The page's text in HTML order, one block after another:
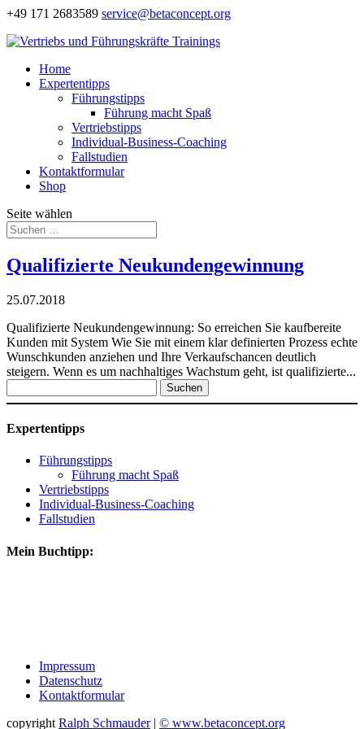
+49 171 2683589 service@betaconcept.org
Home
Expertentipps
Führungstipps
Führung macht Spaß
Vertriebstipps
Individual-Business-Coaching
Fallstudien
Kontaktformular
Shop
Seite wählen
Qualifizierte Neukundengewinnung
25.07.2018
Qualifizierte Neukundengewinnung: So erreichen Sie kaufbereite
Kunden mit System Wie Sie mit einem klar definierten Prozess echte
Wunschkunden anziehen und Ihre Verkaufschancen deutlich
steigern. Wenn es um nachhaltiges Wachstum geht, ist qualifizierte...
nach:
Expertentipps
Führungstipps
Führung macht Spaß
Vertriebstipps
Individual-Business-Coaching
Fallstudien
Mein Buchtipp:
Impressum
Datenschutz
Kontaktformular
copyright Ralph Schmauder| © www.betaconcept.org